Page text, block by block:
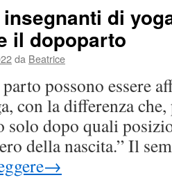
di
il dopoparto
da Beatrice
possono essere
con la differenza
solo dopo quali
della nascita.” Il
→